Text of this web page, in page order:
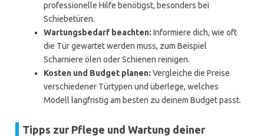
professionelle Hilfe benötigst, besonders bei
Schiebetüren.
Wartungsbedarf beachten: Informiere dich, wie oft
die Tür gewartet werden muss, zum Beispiel
Scharniere ölen oder Schienen reinigen.
Kosten und Budget planen: Vergleiche die Preise
verschiedener Türtypen und überlege, welches
Modell langfristig am besten zu deinem Budget passt.
Tipps zur Pflege und Wartung deiner